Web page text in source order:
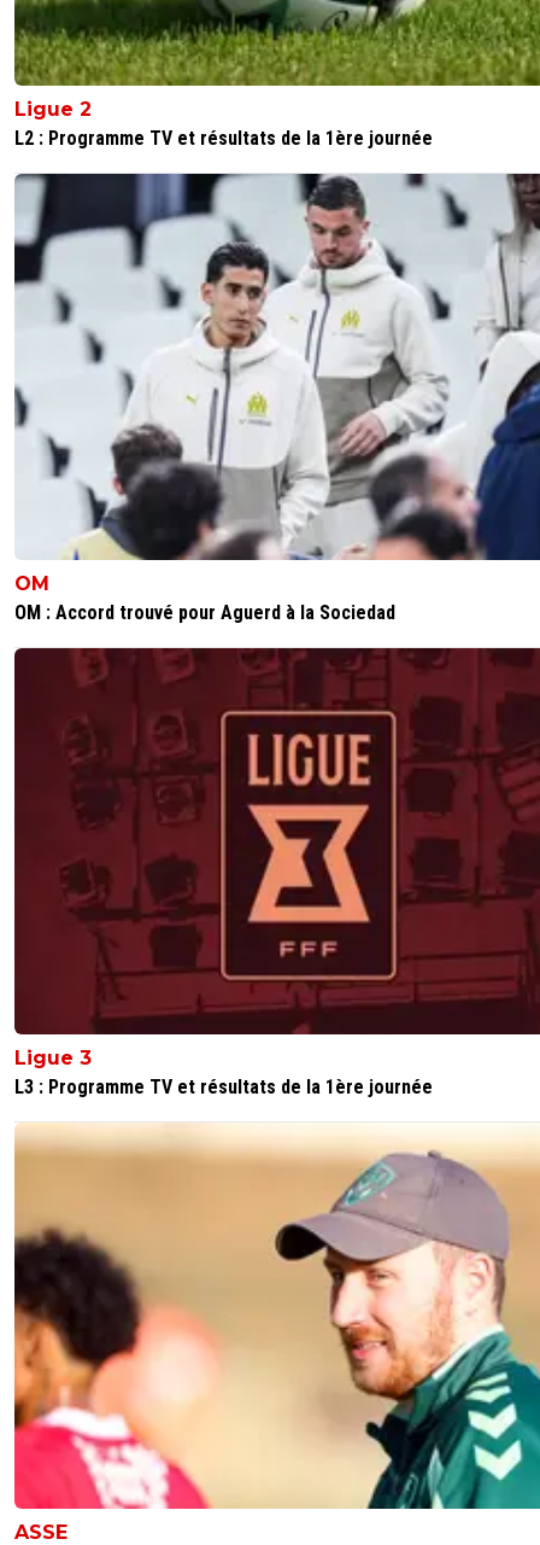
Ligue 2
L2 : Programme TV et résultats de la 1ère journée
OM
OM : Accord trouvé pour Aguerd à la Sociedad
Ligue 3
L3 : Programme TV et résultats de la 1ère journée
ASSE